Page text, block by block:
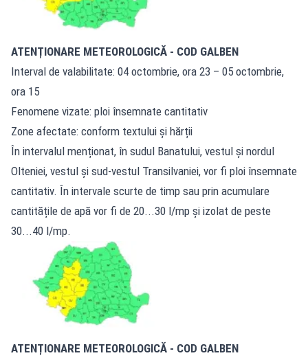
ATENȚIONARE METEOROLOGICĂ - COD GALBEN
Interval de valabilitate: 04 octombrie, ora 23 – 05 octombrie,
ora 15
Fenomene vizate: ploi însemnate cantitativ
Zone afectate: conform textului și hărții
În intervalul menționat, în sudul Banatului, vestul și nordul
Olteniei, vestul și sud-vestul Transilvaniei, vor fi ploi însemnate
cantitativ. În intervale scurte de timp sau prin acumulare
cantitățile de apă vor fi de 20...30 l/mp și izolat de peste
30...40 l/mp.
ATENȚIONARE METEOROLOGICĂ - COD GALBEN